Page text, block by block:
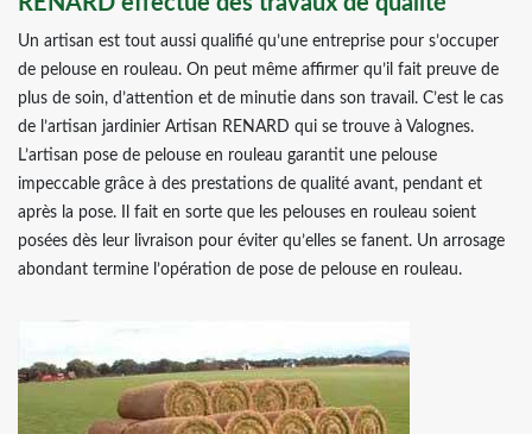
Un artisan est tout aussi qualifié qu’une entreprise pour s’occuper
de pelouse en rouleau. On peut même affirmer qu’il fait preuve de
plus de soin, d’attention et de minutie dans son travail. C’est le cas
de l’artisan jardinier Artisan RENARD qui se trouve à Valognes.
L’artisan pose de pelouse en rouleau garantit une pelouse
impeccable grâce à des prestations de qualité avant, pendant et
après la pose. Il fait en sorte que les pelouses en rouleau soient
posées dès leur livraison pour éviter qu’elles se fanent. Un arrosage
abondant termine l’opération de pose de pelouse en rouleau.